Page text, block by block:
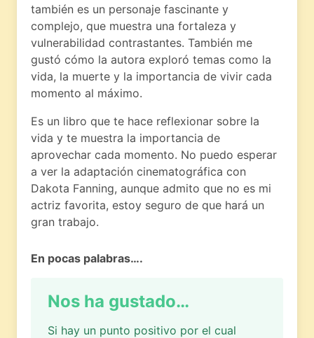
también es un personaje fascinante y
complejo, que muestra una fortaleza y
vulnerabilidad contrastantes. También me
gustó cómo la autora exploró temas como la
vida, la muerte y la importancia de vivir cada
momento al máximo.
Es un libro que te hace reflexionar sobre la
vida y te muestra la importancia de
aprovechar cada momento. No puedo esperar
a ver la adaptación cinematográfica con
Dakota Fanning, aunque admito que no es mi
actriz favorita, estoy seguro de que hará un
gran trabajo.
En pocas palabras….
Nos ha gustado…
Si hay un punto positivo por el cual